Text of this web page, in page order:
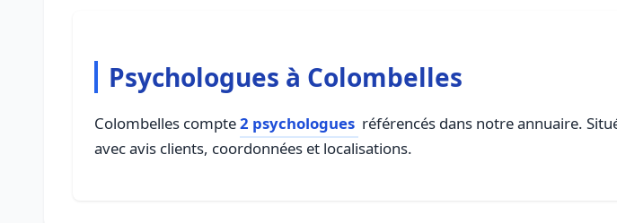
Psychologues à Colombelles
Colombelles compte2 psychologues référencés dans notre annuaire.
avec avis clients, coordonnées et localisations.